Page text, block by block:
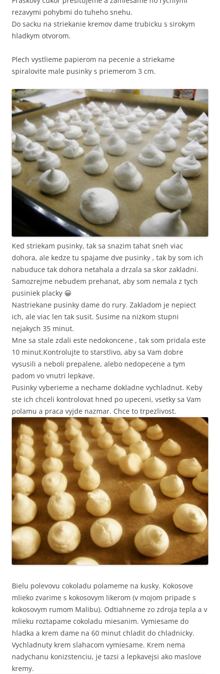
rezavymi pohybmi do tuheho snehu.
Do sacku na striekanie kremov dame trubicku s sirokym
hladkym otvorom.
Plech vystlieme papierom na pecenie a striekame
spiralovite male pusinky s priemerom 3 cm.
Ked striekam pusinky, tak sa snazim tahat sneh viac
dohora, ale kedze tu spajame dve pusinky , tak by som ich
nabuduce tak dohora netahala a drzala sa skor zakladni.
Samozrejme nebudem prehanat, aby som nemala z tych
pusiniek placky 😀
Nastriekane pusinky dame do rury. Zakladom je nepiect
ich, ale viac len tak susit. Susime na nizkom stupni
nejakych 35 minut.
Mne sa stale zdali este nedokoncene , tak som pridala este
10 minut.Kontrolujte to starstlivo, aby sa Vam dobre
vysusili a neboli prepalene, alebo nedopecene a tym
padom vo vnutri lepkave.
Pusinky vyberieme a nechame dokladne vychladnut. Keby
ste ich chceli kontrolovat hned po upeceni, vsetky sa Vam
polamu a praca vyjde nazmar. Chce to trpezlivost.
Bielu polevovu cokoladu polameme na kusky. Kokosove
mlieko zvarime s kokosovym likerom (v mojom pripade s
kokosovym rumom Malibu). Odtiahneme zo zdroja tepla a v
mlieku roztapame cokoladu miesanim. Vymiesame do
hladka a krem dame na 60 minut chladit do chladnicky.
Vychladnuty krem slahacom vymiesame. Krem nema
nadychanu konizstenciu, je tazsi a lepkavejsi ako maslove
kremy.